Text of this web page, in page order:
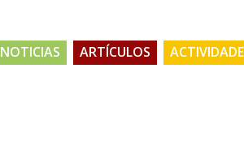
NOTICIAS ARTÍCULOS